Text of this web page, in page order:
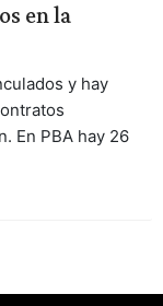
en la
y hay
En PBA hay 26